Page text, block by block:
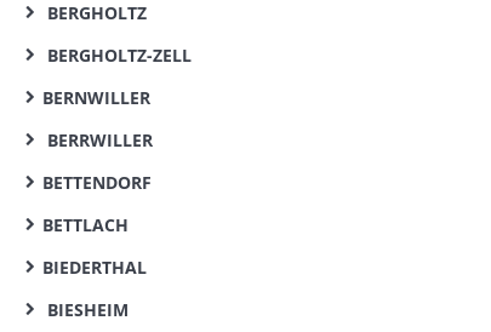
BERGHOLTZ
BERGHOLTZ-ZELL
BERNWILLER
BERRWILLER
BETTENDORF
BETTLACH
BIEDERTHAL
BIESHEIM